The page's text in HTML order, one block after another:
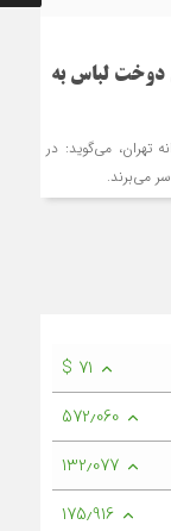
دوخت لباس به
تهران، می‌گوید: در
می‌برند.
$ 71
572٫060
132٫077
175٫916